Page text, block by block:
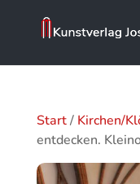
Start/ Kirchen/
entdecken.